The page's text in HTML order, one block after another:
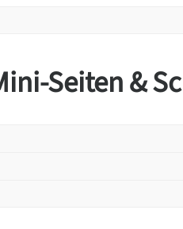
die sie hier zentral
Seiten &